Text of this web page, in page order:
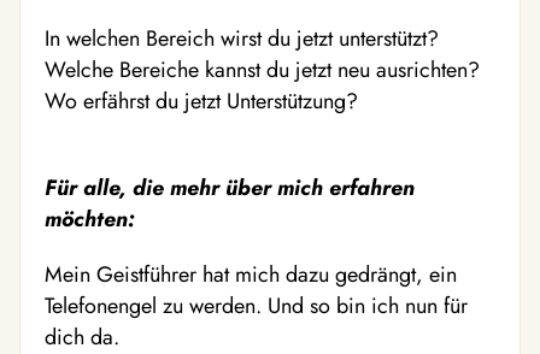
In welchen Bereich wirst du jetzt unterstützt?
Welche Bereiche kannst du jetzt neu ausrichten?
Wo erfährst du jetzt Unterstützung?
Für alle, die mehr über mich erfahren
möchten:
Mein Geistführer hat mich dazu gedrängt, ein
Telefonengel zu werden. Und so bin ich nun für
dich da.